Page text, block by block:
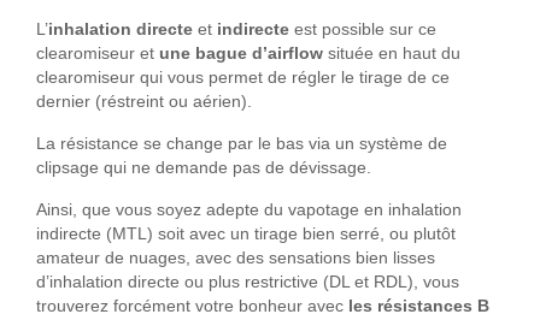
L’inhalation directe et indirecte est possible sur ce
clearomiseur et une bague d’airflow située en haut du
clearomiseur qui vous permet de régler le tirage de ce
dernier (réstreint ou aérien).
La résistance se change par le bas via un système de
clipsage qui ne demande pas de dévissage.
Ainsi, que vous soyez adepte du vapotage en inhalation
indirecte (MTL) soit avec un tirage bien serré, ou plutôt
amateur de nuages, avec des sensations bien lisses
d’inhalation directe ou plus restrictive (DL et RDL), vous
trouverez forcément votre bonheur avec les résistances B